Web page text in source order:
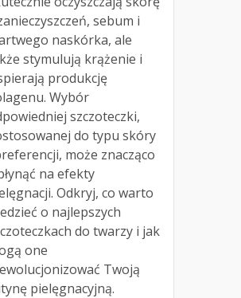
sebum i
naskórka, ale
stymulują krążenie i
produkcję
Wybór
szczoteczki,
do typu skóry
może znacząco
na efekty
Odkryj, co warto
o najlepszych
do twarzy i jak
one
Twoją
pielęgnacyjną.